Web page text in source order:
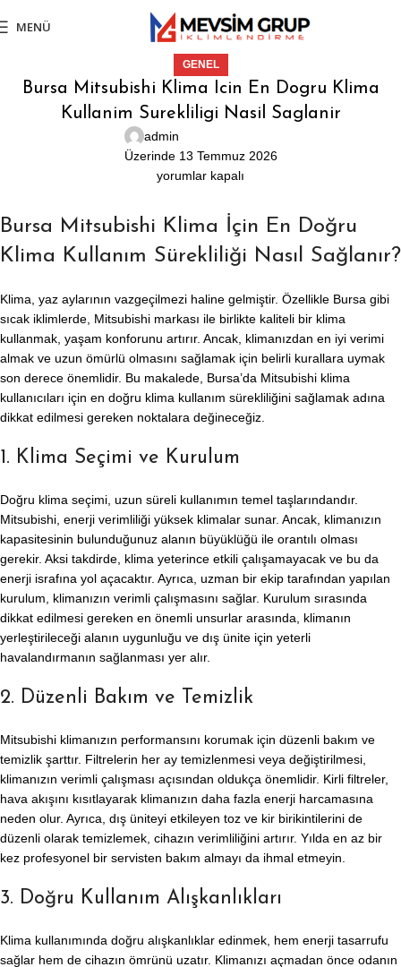
MENÜ
GENEL
Bursa Mitsubishi Klima Icin En Dogru Klima
Kullanim Surekliligi Nasil Saglanir
admin
Üzerinde 13 Temmuz 2026
yorumlar kapalı
Bursa Mitsubishi Klima İçin En Doğru
Klima Kullanım Sürekliliği Nasıl Sağlanır?
Klima, yaz aylarının vazgeçilmezi haline gelmiştir. Özellikle Bursa gibi
sıcak iklimlerde, Mitsubishi markası ile birlikte kaliteli bir klima
kullanmak, yaşam konforunu artırır. Ancak, klimanızdan en iyi verimi
almak ve uzun ömürlü olmasını sağlamak için belirli kurallara uymak
son derece önemlidir. Bu makalede, Bursa’da Mitsubishi klima
kullanıcıları için en doğru klima kullanım sürekliliğini sağlamak adına
dikkat edilmesi gereken noktalara değineceğiz.
1. Klima Seçimi ve Kurulum
Doğru klima seçimi, uzun süreli kullanımın temel taşlarındandır.
Mitsubishi, enerji verimliliği yüksek klimalar sunar. Ancak, klimanızın
kapasitesinin bulunduğunuz alanın büyüklüğü ile orantılı olması
gerekir. Aksi takdirde, klima yeterince etkili çalışamayacak ve bu da
enerji israfına yol açacaktır. Ayrıca, uzman bir ekip tarafından yapılan
kurulum, klimanızın verimli çalışmasını sağlar. Kurulum sırasında
dikkat edilmesi gereken en önemli unsurlar arasında, klimanın
yerleştirileceği alanın uygunluğu ve dış ünite için yeterli
havalandırmanın sağlanması yer alır.
2. Düzenli Bakım ve Temizlik
Mitsubishi klimanızın performansını korumak için düzenli bakım ve
temizlik şarttır. Filtrelerin her ay temizlenmesi veya değiştirilmesi,
klimanızın verimli çalışması açısından oldukça önemlidir. Kirli filtreler,
hava akışını kısıtlayarak klimanızın daha fazla enerji harcamasına
neden olur. Ayrıca, dış üniteyi etkileyen toz ve kir birikintilerini de
düzenli olarak temizlemek, cihazın verimliliğini artırır. Yılda en az bir
kez profesyonel bir servisten bakım almayı da ihmal etmeyin.
3. Doğru Kullanım Alışkanlıkları
Klima kullanımında doğru alışkanlıklar edinmek, hem enerji tasarrufu
sağlar hem de cihazın ömrünü uzatır. Klimanızı açmadan önce odanın